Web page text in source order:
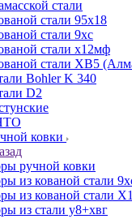
стали
стали 95х18
стали 9хс
стали х12мф
стали ХВ5
Bohler K 340
D2
ковки
ручной ковки
из кованой стали
из кованой стали
из стали у8+хвг